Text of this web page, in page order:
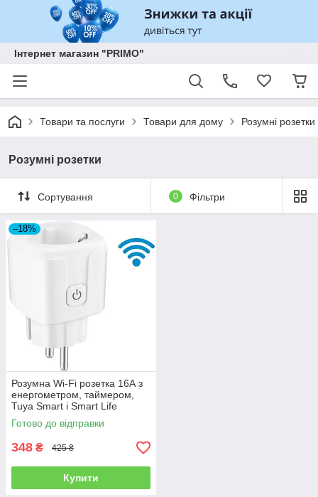
Інтернет магазин "PRIMO"
Товари та послуги Товари для дому Розумні розетки
Розумні розетки
Сортування 0 Фільтри
–18%
Розумна Wi-Fi розетка 16А з
енергометром, таймером,
Tuya Smart і Smart Life
сумісна з Google Home та
Alexa - White
Готово до відправки
348 ₴ 425 ₴
Купити